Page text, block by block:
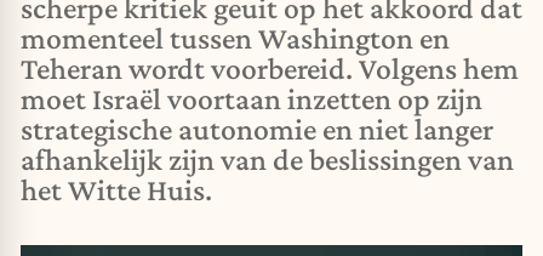
scherpe kritiek geuit op het akkoord dat
momenteel tussen Washington en
Teheran wordt voorbereid. Volgens hem
moet Israël voortaan inzetten op zijn
strategische autonomie en niet langer
afhankelijk zijn van de beslissingen van
het Witte Huis.